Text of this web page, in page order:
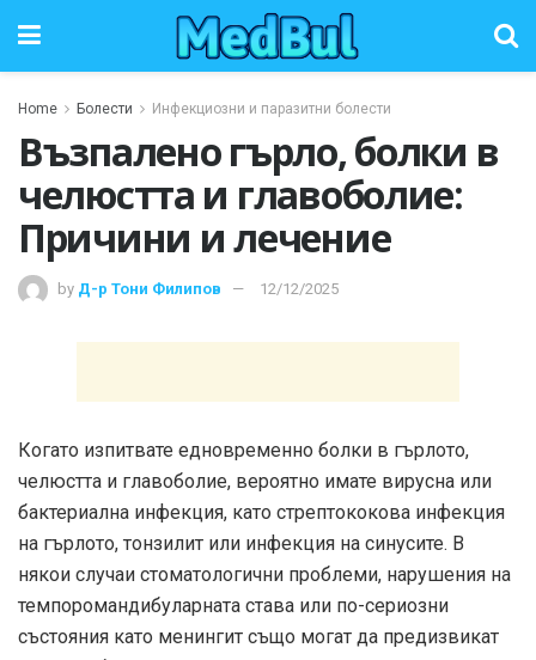
Home Болести Инфекциозни и паразитни болести
Възпалено гърло, болки в
челюстта и главоболие:
Причини и лечение
by Д-р Тони Филипов 12/12/2025
Когато изпитвате едновременно болки в гърлото,
челюстта и главоболие, вероятно имате вирусна или
бактериална инфекция, като стрептококова инфекция
на гърлото, тонзилит или инфекция на синусите. В
някои случаи стоматологични проблеми, нарушения на
темпоромандибуларната става или по-сериозни
състояния като менингит също могат да предизвикат